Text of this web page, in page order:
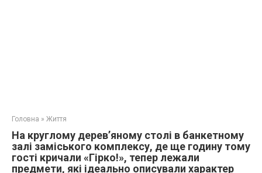
Головна » Життя
На круглому дерев’яному столі в банкетному
залі заміського комплексу, де ще годину тому
гості кричали «Гірко!», тепер лежали
предмети, які ідеально описували характер